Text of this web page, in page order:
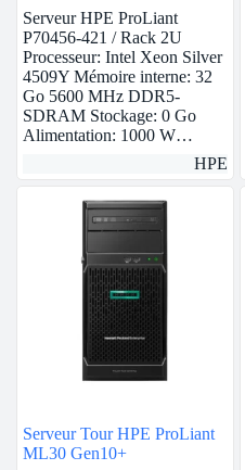
Serveur HPE ProLiant
P70456-421 / Rack 2U
Processeur: Intel Xeon Silver
4509Y Mémoire interne: 32
Go 5600 MHz DDR5-
SDRAM Stockage: 0 Go
Alimentation: 1000 W…
HPE
Serveur Tour HPE ProLiant
ML30 Gen10+